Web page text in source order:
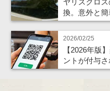
換。意外と簡
2026/02/25
【2026年版
ントが付与